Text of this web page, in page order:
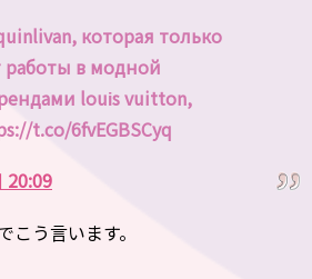
которая только
работы в модной
louіs vuitton,
t.co/6fvEGBSCyq
20:09
う言います。